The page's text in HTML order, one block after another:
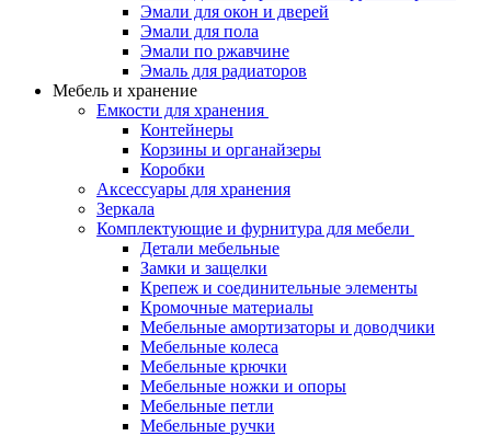
Эмали для окон и дверей
Эмали для пола
Эмали по ржавчине
Эмаль для радиаторов
Мебель и хранение
Емкости для хранения
Контейнеры
Корзины и органайзеры
Коробки
Аксессуары для хранения
Зеркала
Комплектующие и фурнитура для мебели
Детали мебельные
Замки и защелки
Крепеж и соединительные элементы
Кромочные материалы
Мебельные амортизаторы и доводчики
Мебельные колеса
Мебельные крючки
Мебельные ножки и опоры
Мебельные петли
Мебельные ручки